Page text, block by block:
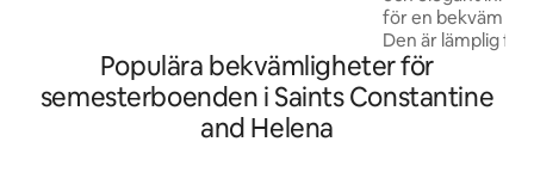
ligger alla inom gångavstånd
för en bekväm
Den är lämplig
vänner. Här finns
trevlig vistelse –
bekväma
Populära bekvämligheter för
semesterboenden i Saints Constantine
and Helena